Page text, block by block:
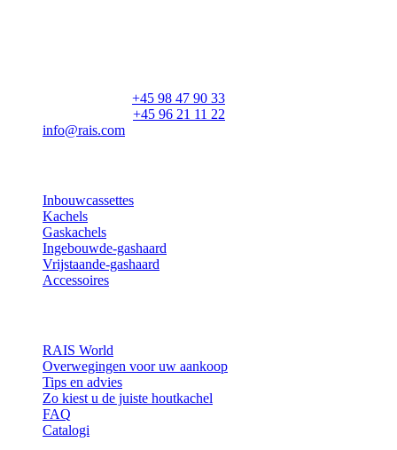
+45 98 47 90 33
+45 96 21 11 22
info@rais.com
Inbouwcassettes
Kachels
Gaskachels
Ingebouwde-gashaard
Vrijstaande-gashaard
Accessoires
RAIS World
Overwegingen voor uw aankoop
Tips en advies
Zo kiest u de juiste houtkachel
FAQ
Catalogi